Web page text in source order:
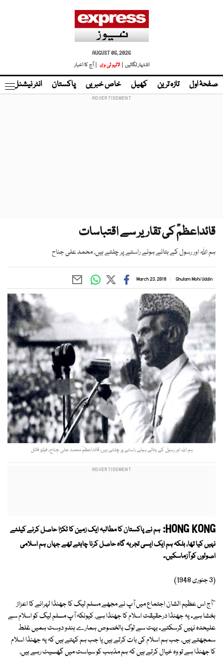
AUGUST 06, 2026
اشتہار لگائیں |
لائیو ٹی وی | آج کا اخبار
صفحۂ اول تازہ ترین کھیل خاص خبریں پاکستان انٹر نیشنل
قائداعظمؒ کی تقاریر سے اقتباسات
ہم اللہ اور رسول کے بتائے ہوئے راستے پر چلتے ہیں، محمد علی جناح
Ghulam Mohi Uddin
March 23, 2018
ہم اللہ اور رسول کے بتائے ہوئے راستے پر چلتے ہیں، قائداعظمؒ محمد علی جناح۔ فوٹو: فائل
HONG KONG: ہم نے پاکستان کا مطالبہ ایک زمین کا ٹکڑا حاصل کرنے کیلئے
نہیں کیا تھا، بلکہ ہم ایک ایسی تجربہ گاہ حاصل کرنا چاہتے تھے جہاں ہم اسلامی
اصولوں کو آزماسکیں۔
(3 جنوری 1948)
''آج اس عظیم الشان اجتماع میں آپ نے مجھے مسلم لیگ کا جھنڈا لہرانے کا اعزاز
بخشا ہے۔ یہ جھنڈا درحقیقت اسلام کا جھنڈا ہے، کیونکہ آپ مسلم لیگ کو اسلام سے
علیحدہ نہیں کرسکتے۔ بہت سے لوگ بالخصوص ہمارے ہندو دوست ہمیں غلط
سمجھتے ہیں، جب ہم اسلام کی بات کرتے ہیں یا جب ہم کہتے ہیں کہ یہ جھنڈا اسلام
کا جھنڈا ہے تو وہ خیال کرتے ہیں کہ ہم مذہب کو سیاست میں گھسیٹ رہے ہیں،